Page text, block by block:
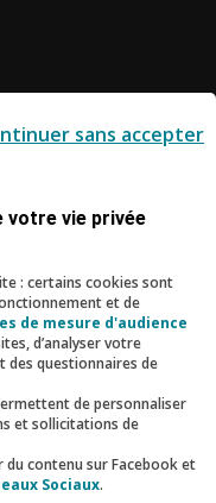
votre vie privée
: certains cookies sont
et de
de mesure d'audience
d’analyser votre
des questionnaires de
de personnaliser
et sollicitations de
contenu sur Facebook et
Sociaux.
sans accepter